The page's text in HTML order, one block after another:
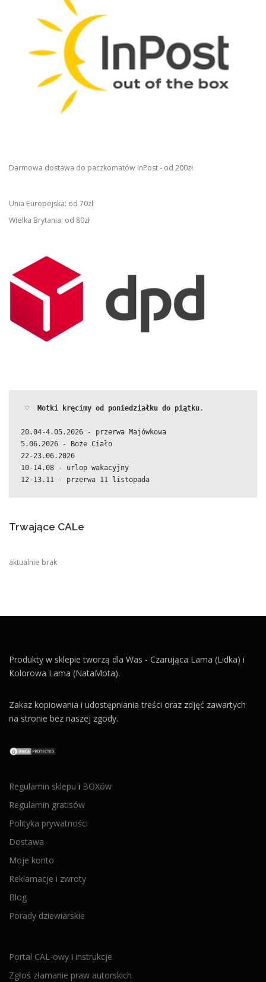
Darmowa dostawa do paczkomatów InPost - od 200zł
Unia Europejska: od 70zł
Wielka Brytania: od 80zł
♡ Motki kręcimy od poniedziałku do piątku.
20.04-4.05.2026 - przerwa Majówkowa
5.06.2026 - Boże Ciało
22-23.06.2026
10-14.08 - urlop wakacyjny
12-13.11 - przerwa 11 listopada
Trwające CALe
aktualnie brak
Produkty w sklepie tworzą dla Was - Czarująca Lama (Lidka) i
Kolorowa Lama (NataMota).
Zakaz kopiowania i udostępniania treści oraz zdjęć zawartych
na stronie bez naszej zgody.
Regulamin sklepu i BOXów
Regulamin gratisów
Polityka prywatności
Dostawa
Moje konto
Reklamacje i zwroty
Blog
Porady dziewiarskie
Portal CAL-owy i instrukcje
Zgłoś złamanie praw autorskich